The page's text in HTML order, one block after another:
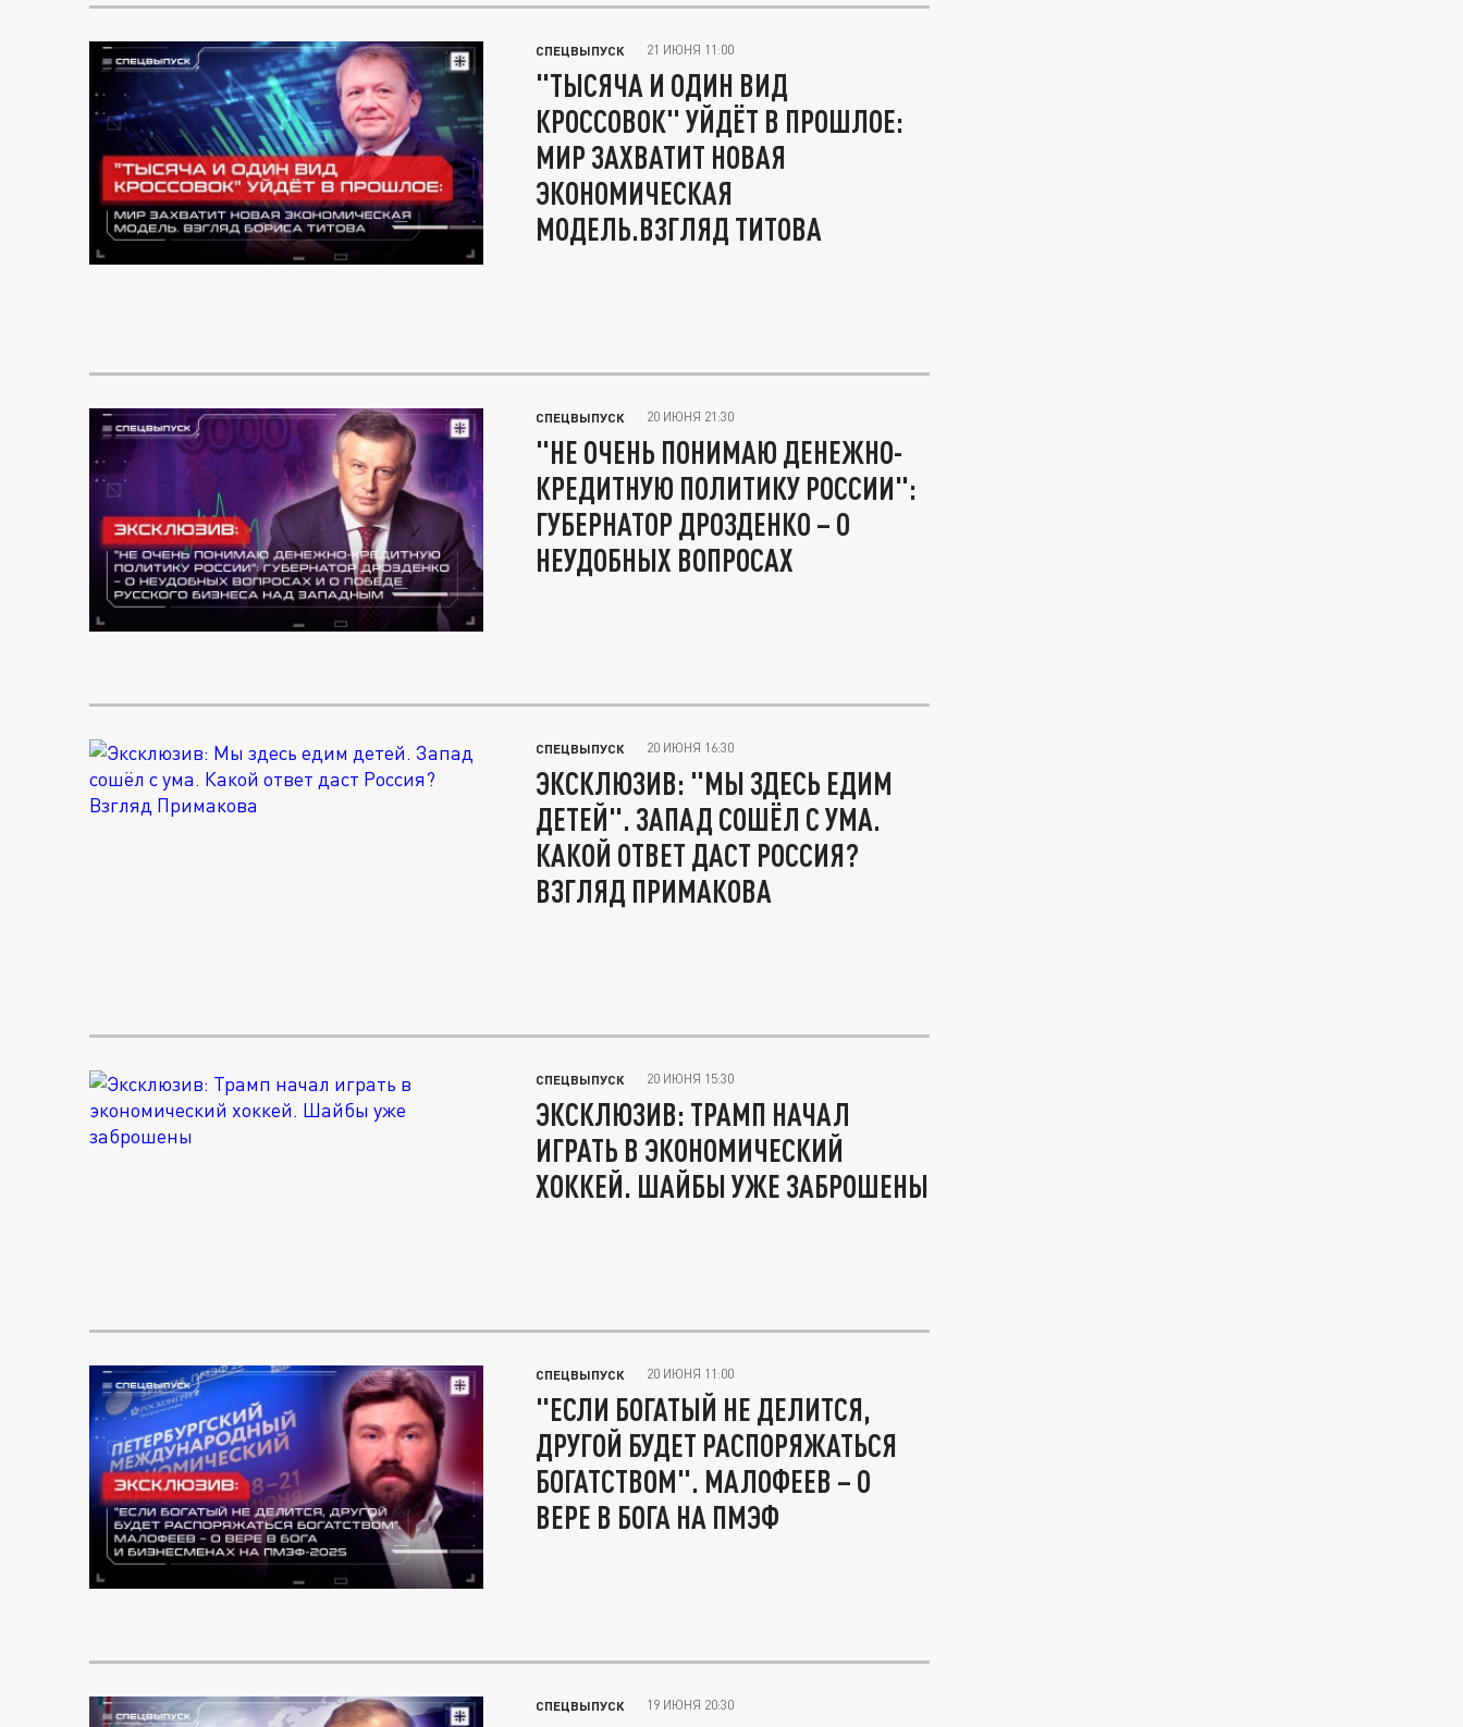
СПЕЦВЫПУСК 21 ИЮНЯ 11:00
"ТЫСЯЧА И ОДИН ВИД
КРОССОВОК" УЙДЁТ В ПРОШЛОЕ:
МИР ЗАХВАТИТ НОВАЯ
ЭКОНОМИЧЕСКАЯ
МОДЕЛЬ.ВЗГЛЯД ТИТОВА
СПЕЦВЫПУСК 20 ИЮНЯ 21:30
"НЕ ОЧЕНЬ ПОНИМАЮ ДЕНЕЖНО-
КРЕДИТНУЮ ПОЛИТИКУ РОССИИ":
ГУБЕРНАТОР ДРОЗДЕНКО – О
НЕУДОБНЫХ ВОПРОСАХ
СПЕЦВЫПУСК 20 ИЮНЯ 16:30
ЭКСКЛЮЗИВ: "МЫ ЗДЕСЬ ЕДИМ
ДЕТЕЙ". ЗАПАД СОШЁЛ С УМА.
КАКОЙ ОТВЕТ ДАСТ РОССИЯ?
ВЗГЛЯД ПРИМАКОВА
СПЕЦВЫПУСК 20 ИЮНЯ 15:30
ЭКСКЛЮЗИВ: ТРАМП НАЧАЛ
ИГРАТЬ В ЭКОНОМИЧЕСКИЙ
ХОККЕЙ. ШАЙБЫ УЖЕ ЗАБРОШЕНЫ
СПЕЦВЫПУСК 20 ИЮНЯ 11:00
"ЕСЛИ БОГАТЫЙ НЕ ДЕЛИТСЯ,
ДРУГОЙ БУДЕТ РАСПОРЯЖАТЬСЯ
БОГАТСТВОМ". МАЛОФЕЕВ – О
ВЕРЕ В БОГА НА ПМЭФ
СПЕЦВЫПУСК 19 ИЮНЯ 20:30